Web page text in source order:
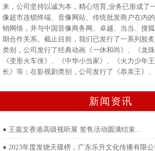
来，公司坚持以诚为本，精心培育,业务已形成了
像超市连锁终端、音像网站、传统批发商户在内
销网络，并与中国音像商务网、卓越、当当、搜
期合作关系。截止目前，我们已发行了一系列脍
类别，公司发行了经典动画《一休和尚》、《龙珠
《变形火车侠》、《中华小当家》、《火力少年
长》等；在影视剧类别，公司发行了《恭亲王》
新闻资讯
● 王嘉文香港高级视听展 签售活动圆满结束…
● 2023年度发烧天碟榜，广东乐升文化传播有限